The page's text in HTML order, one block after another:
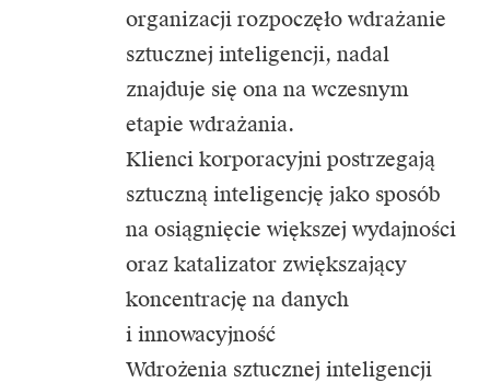
organizacji rozpoczęło wdrażanie
sztucznej inteligencji, nadal
znajduje się ona na wczesnym
etapie wdrażania.
Klienci korporacyjni postrzegają
sztuczną inteligencję jako sposób
na osiągnięcie większej wydajności
oraz katalizator zwiększający
koncentrację na danych
i innowacyjność
Wdrożenia sztucznej inteligencji